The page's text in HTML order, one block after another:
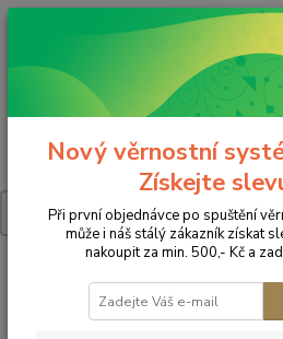
Menu
Postýlky dřevěné
Nový věrnostní
Získejte
Při první objednávce po spuštění
může i náš stálý zákazník získat
nakoupit za min. 500,- Kč a